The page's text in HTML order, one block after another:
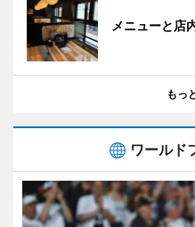
メニューと店
もっ
ワールド